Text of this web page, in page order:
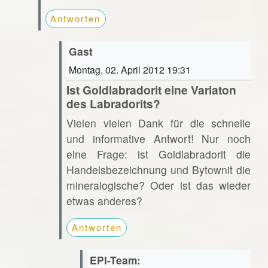
Antworten
Gast
Montag, 02. April 2012 19:31
Ist Goldlabradorit eine Variaton
des Labradorits?
Vielen vielen Dank für die schnelle
und informative Antwort! Nur noch
eine Frage: ist Goldlabradorit die
Handelsbezeichnung und Bytownit die
mineralogische? Oder ist das wieder
etwas anderes?
Antworten
EPI-Team: